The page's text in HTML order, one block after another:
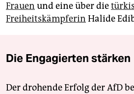
Frauen und eine über die
Freiheitskämpferin Halide
Die Engagierten stärken
Der drohende Erfolg der AfD